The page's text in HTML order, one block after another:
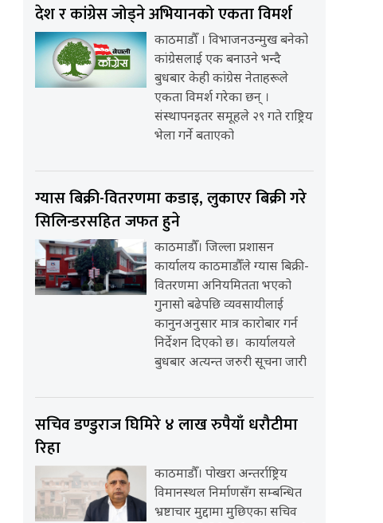
देश र कांग्रेस जोड्ने अभियानको एकता विमर्श
काठमाडौँ । विभाजनउन्मुख बनेको
कांग्रेसलाई एक बनाउने भन्दै
बुधबार केही कांग्रेस नेताहरूले
एकता विमर्श गरेका छन् ।
संस्थापनइतर समूहले २९ गते राष्ट्रिय
भेला गर्ने बताएको
ग्यास बिक्री-वितरणमा कडाइ, लुकाएर बिक्री गरे
सिलिन्डरसहित जफत हुने
काठमाडौँ। जिल्ला प्रशासन
कार्यालय काठमाडौँले ग्यास बिक्री-
वितरणमा अनियमितता भएको
गुनासो बढेपछि व्यवसायीलाई
कानुनअनुसार मात्र कारोबार गर्न
निर्देशन दिएको छ। कार्यालयले
बुधबार अत्यन्त जरुरी सूचना जारी
सचिव डण्डुराज घिमिरे ४ लाख रुपैयाँ धरौटीमा
रिहा
काठमाडौँ। पोखरा अन्तर्राष्ट्रिय
विमानस्थल निर्माणसँग सम्बन्धित
भ्रष्टाचार मुद्दामा मुछिएका सचिव